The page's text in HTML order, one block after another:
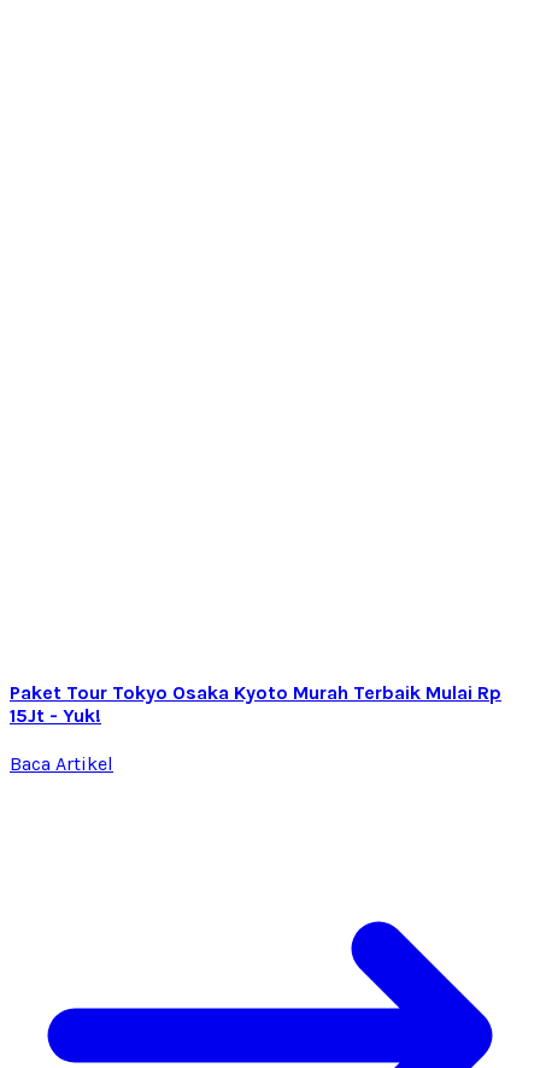
Paket Tour Tokyo Osaka Kyoto Murah Terbaik Mulai Rp
15Jt - Yuk!
Baca Artikel